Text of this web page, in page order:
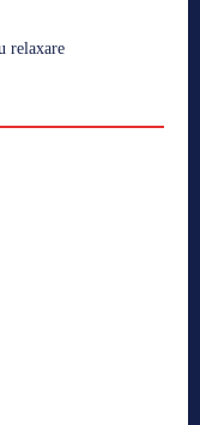
relaxare